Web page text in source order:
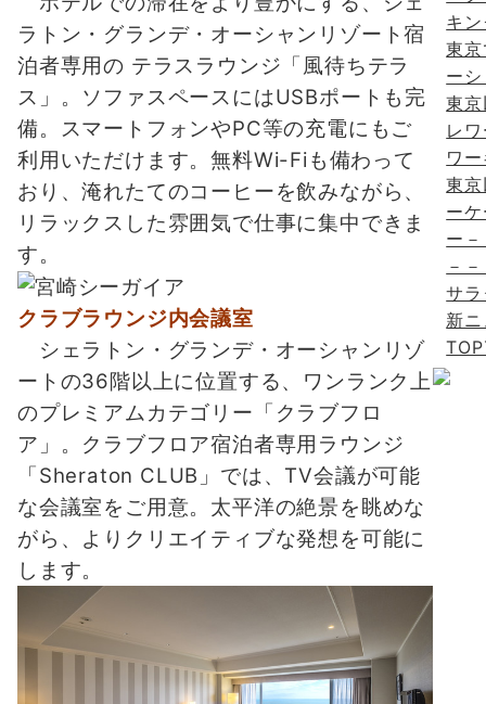
ラトン・グランデ・オーシャンリゾート宿
泊者専用の テラスラウンジ「風待ちテラ
ス」。ソファスペースにはUSBポートも完
備。スマートフォンやPC等の充電にもご
利用いただけます。無料Wi-Fiも備わって
おり、淹れたてのコーヒーを飲みながら、
リラックスした雰囲気で仕事に集中できま
す。
クラブラウンジ内会議室
シェラトン・グランデ・オーシャンリゾ
ートの36階以上に位置する、ワンランク上
のプレミアムカテゴリー「クラブフロ
ア」。クラブフロア宿泊者専用ラウンジ
「Sheraton CLUB」では、TV会議が可能
な会議室をご用意。太平洋の絶景を眺めな
がら、よりクリエイティブな発想を可能に
します。
キ
東
ー
東
レ
ワ
東
ー
ー
－
サ
新